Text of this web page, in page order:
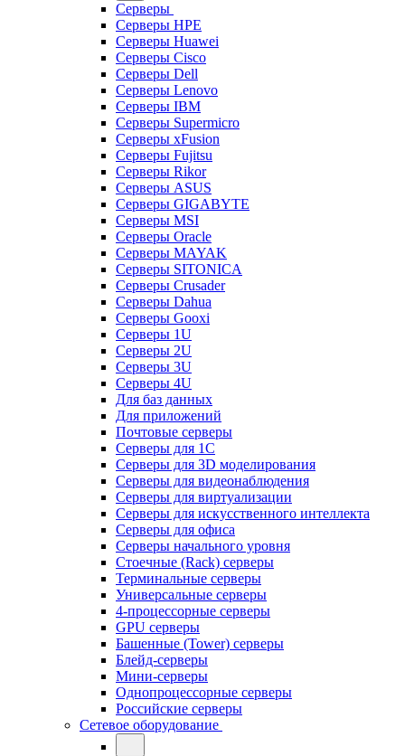
Серверы
Серверы HPE
Серверы Huawei
Серверы Cisco
Серверы Dell
Серверы Lenovo
Серверы IBM
Серверы Supermicro
Серверы xFusion
Серверы Fujitsu
Серверы Rikor
Серверы ASUS
Серверы GIGABYTE
Серверы MSI
Серверы Oracle
Серверы MAYAK
Серверы SITONICA
Серверы Crusader
Серверы Dahua
Серверы Gooxi
Серверы 1U
Серверы 2U
Серверы 3U
Серверы 4U
Для баз данных
Для приложений
Почтовые серверы
Серверы для 1С
Серверы для 3D моделирования
Серверы для видеонаблюдения
Серверы для виртуализации
Серверы для искусственного интеллекта
Серверы для офиса
Серверы начального уровня
Стоечные (Rack) серверы
Терминальные серверы
Универсальные серверы
4-процессорные серверы
GPU серверы
Башенные (Tower) серверы
Блейд-серверы
Мини-серверы
Однопроцессорные серверы
Российские серверы
Сетевое оборудование